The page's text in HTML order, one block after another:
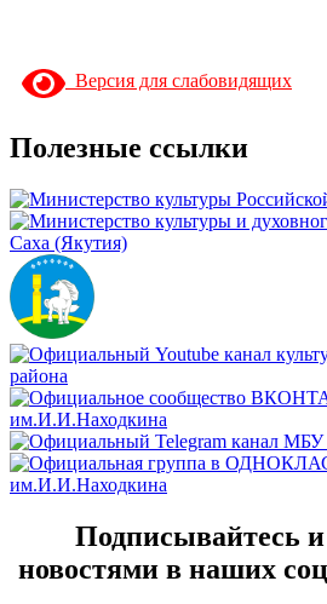
Версия для слабовидящих
Полезные ссылки
Подписывайтесь и
новостями в наших